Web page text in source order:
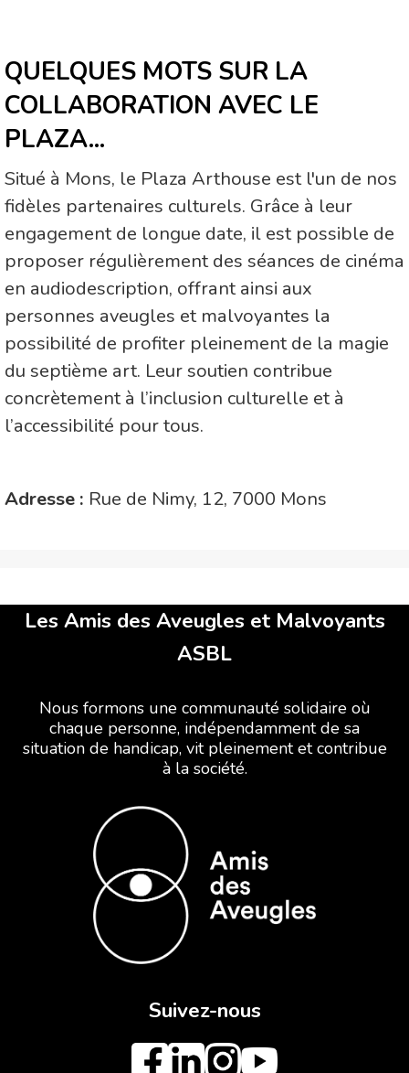
QUELQUES MOTS SUR LA
COLLABORATION AVEC LE
PLAZA...
Situé à Mons, le Plaza Arthouse est l'un de nos
fidèles partenaires culturels. Grâce à leur
engagement de longue date, il est possible de
proposer régulièrement des séances de cinéma
en audiodescription, offrant ainsi aux
personnes aveugles et malvoyantes la
possibilité de profiter pleinement de la magie
du septième art. Leur soutien contribue
concrètement à l’inclusion culturelle et à
l’accessibilité pour tous.
Adresse : Rue de Nimy, 12, 7000 Mons
Les Amis des Aveugles et Malvoyants
ASBL
Nous formons une communauté solidaire où
chaque personne, indépendamment de sa
situation de handicap, vit pleinement et contribue
à la société.
Suivez-nous